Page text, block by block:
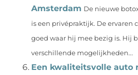
Amsterdam De nieuwe
is een privépraktijk. De ervaren
goed waar hij mee bezig is. Hij
verschillende mogelijkheden...
Een kwaliteitsvolle auto